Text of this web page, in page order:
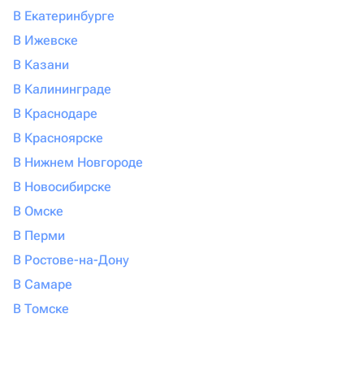
В Екатеринбурге
В Ижевске
В Казани
В Калининграде
В Краснодаре
В Красноярске
В Нижнем Новгороде
В Новосибирске
В Омске
В Перми
В Ростове-на-Дону
В Самаре
В Томске